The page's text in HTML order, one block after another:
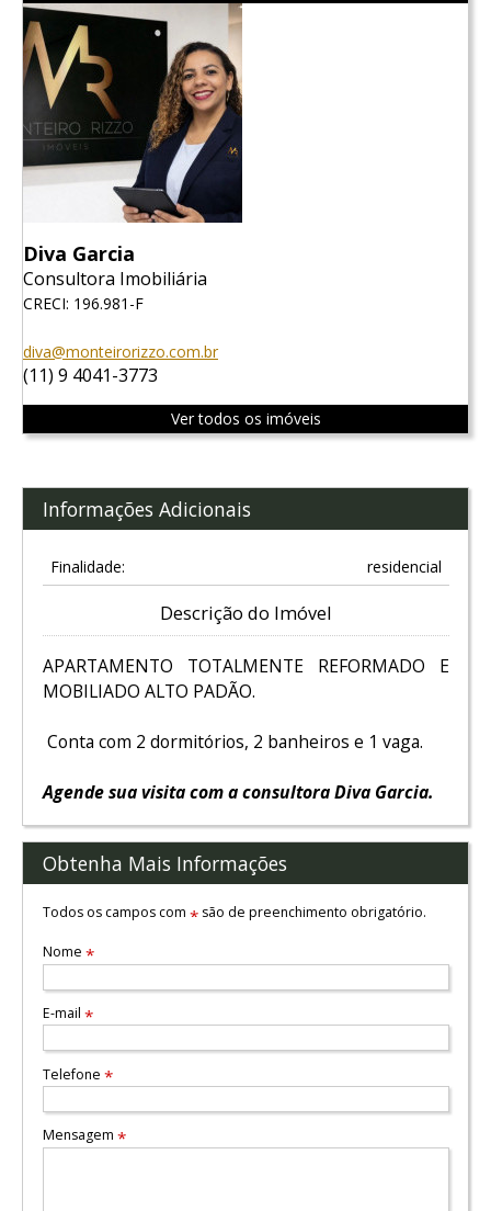
Diva Garcia
Consultora Imobiliária
CRECI: 196.981-F
diva@monteirorizzo.com.br
(11) 9 4041-3773
Ver todos os imóveis
Informações Adicionais
Finalidade: residencial
Descrição do Imóvel
APARTAMENTO TOTALMENTE REFORMADO E
MOBILIADO ALTO PADÃO.
Conta com 2 dormitórios, 2 banheiros e 1 vaga.
Agende sua visita com a consultora Diva Garcia.
Obtenha Mais Informações
Todos os campos com *são de preenchimento obrigatório.
Nome *
E-mail *
Telefone *
Mensagem *